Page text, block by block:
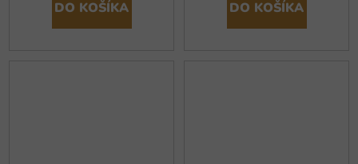
DO KOŠÍKA DO KOŠÍKA